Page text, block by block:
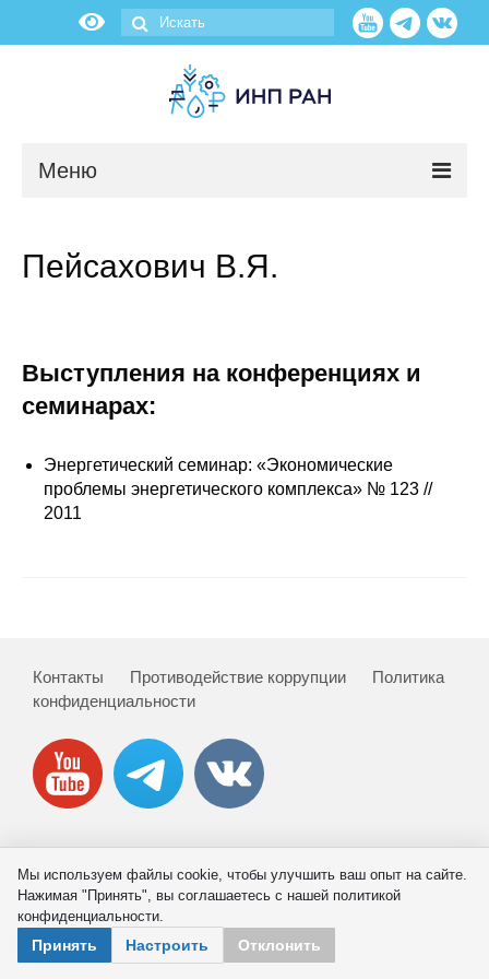
Меню
Научные подразделения
Сотрудники
Публикации
Научная жизнь
Издания
О журнале
Номера журналов
Пейсахович В.Я.
Выступления на конференциях и
семинарах:
Энергетический семинар: «Экономические
проблемы энергетического комплекса» № 123 //
2011
Контакты Противодействие коррупции
Политика
конфиденциальности
Мы используем файлы cookie, чтобы улучшить ваш опыт на сайте.
Нажимая "Принять", вы соглашаетесь с нашей политикой
конфиденциальности.
Принять Настроить Отклонить